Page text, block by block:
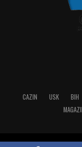
CAZIN USK BIH